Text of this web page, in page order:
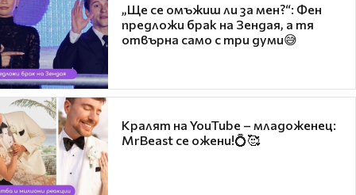
„Ще се омъжиш ли за мен?“: Фен
предложи брак на Зендая, а тя
отвърна само с три думи😅
Кралят на YouTube – младоженец:
MrBeast се ожени!💍🥰